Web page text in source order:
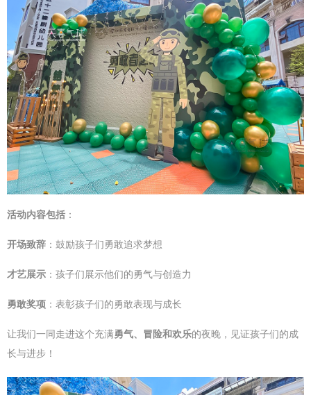
活动内容包括 ：
开场致辞 ：鼓励孩子们勇敢追求梦想
才艺展示 ：孩子们展示他们的勇气与创造力
勇敢奖项 ：表彰孩子们的勇敢表现与成长
让我们一同走进这个充满勇气、冒险和欢乐的夜晚，见证孩子们的成
长与进步！